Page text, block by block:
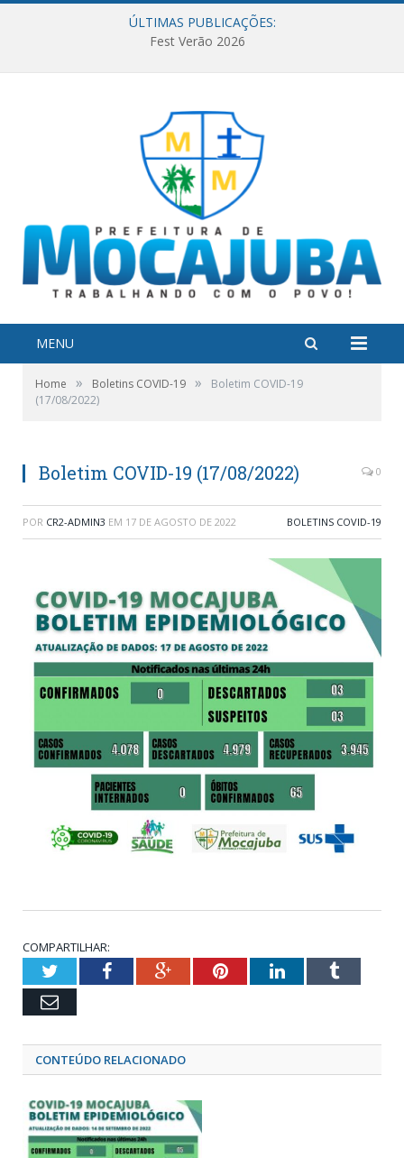
ÚLTIMAS PUBLICAÇÕES:
Fest Verão 2026
MENU
Home » Boletins COVID-19 »
Boletim COVID-19
(17/08/2022)
Boletim COVID-19 (17/08/2022) 0
POR CR2-ADMIN3 EM 17 DE AGOSTO DE 2022 BOLETINS COVID-19
COMPARTILHAR:
TwitterFacebookGoogle+PinterestLinkedInTumblr
Email
CONTEÚDO RELACIONADO